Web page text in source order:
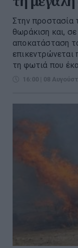
Στην προστασία
θωράκιση και,
αποκατάσταση
επικεντρώνεται
τη φωτιά που
16:00 | 08